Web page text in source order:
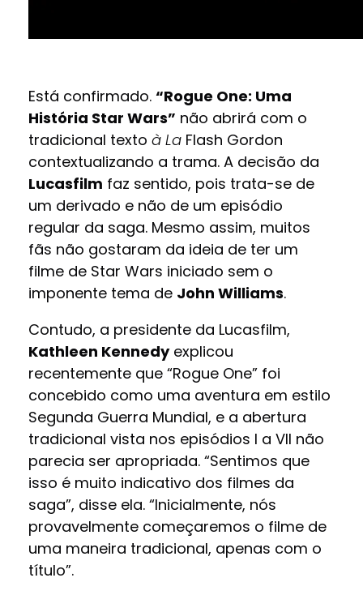
Está confirmado. “Rogue One: Uma
História Star Wars” não abrirá com o
tradicional texto à LaFlash Gordon
contextualizando a trama. A decisão da
Lucasfilm faz sentido, pois trata-se de
um derivado e não de um episódio
regular da saga. Mesmo assim, muitos
fãs não gostaram da ideia de ter um
filme de Star Wars iniciado sem o
imponente tema de John Williams.
Contudo, a presidente da Lucasfilm,
Kathleen Kennedyexplicou
recentemente que “Rogue One” foi
concebido como uma aventura em estilo
Segunda Guerra Mundial, e a abertura
tradicional vista nos episódios I a VII não
parecia ser apropriada. “Sentimos que
isso é muito indicativo dos filmes da
saga”, disse ela. “Inicialmente, nós
provavelmente começaremos o filme de
uma maneira tradicional, apenas com o
título”.